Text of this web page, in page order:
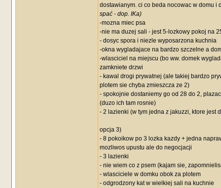
dostawianym. ci co beda nocowac w domu
spać - dop. IKa)
-mozna miec psa
-nie ma duzej sali - jest 5-lozkowy pokoj na
- dosyc spora i niezle wyposarzona kuchnia
-okna wygladajace na bardzo szczelne a
-wlasciciel na miejscu (bo ww. domek
zamkniete drzwi
- kawal drogi prywatnej (ale takiej bardzo
plotem sie chyba zmieszcza ze 2)
- spokojnie dostaniemy go od 28 do 2,
(duzo ich tam rosnie)
- 2 lazienki (w tym jedna z jakuzzi, ktore jest
opcja 3)
- 8 pokoikow po 3 lozka kazdy + jedna
mozliwos upustu ale do negocjacji
- 3 lazienki
- nie wiem co z psem (kajam sie,
- wlasciciele w domku obok za plotem
- odgrodzony kat w wielkiej sali na kuchnie